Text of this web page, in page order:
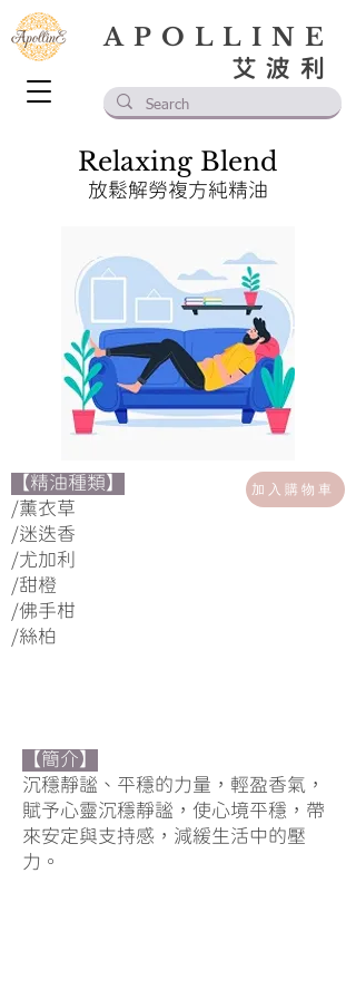
艾波利
APOLLINE
Relaxing Blend
放鬆解勞複方純精油
【精油種類】
/薰衣草
/迷迭香
/尤加利
/甜橙
/佛手柑
/絲柏
加入購物車
【簡介】
沉穩靜謐、平穩的力量，輕盈香氣，
賦予心靈沉穩靜謐，使心境平穩，帶
來安定與支持感，減緩生活中的壓
力。